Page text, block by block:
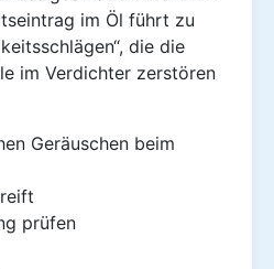
im Öl führt zu
die die
im Verdichter zerstören
Geräuschen beim
prüfen